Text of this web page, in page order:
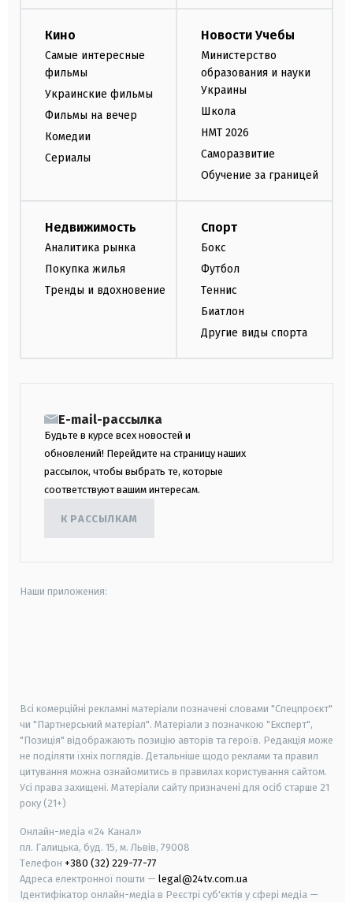
Кино
Самые интересные
фильмы
Украинские фильмы
Фильмы на вечер
Комедии
Сериалы
Новости Учебы
Министерство
образования и науки
Украины
Школа
НМТ 2026
Саморазвитие
Обучение за границей
Недвижимость
Аналитика рынка
Покупка жилья
Тренды и вдохновение
Спорт
Бокс
Футбол
Теннис
Биатлон
Другие виды спорта
E-mail-рассылка
Будьте в курсе всех новостей и
обновлений! Перейдите на страницу наших
рассылок, чтобы выбрать те, которые
соответствуют вашим интересам.
К РАССЫЛКАМ
Наши приложения:
Всі комерційні рекламні матеріали позначені словами "Спецпроєкт"
чи "Партнерський матеріал". Матеріали з позначкою "Експерт",
"Позиція" відображають позицію авторів та героїв. Редакція може
не поділяти їхніх поглядів. Детальніше щодо реклами та правил
цитування можна ознайомитись в правилах користування сайтом.
Усі права захищені. Матеріали сайту призначені для осіб старше 21
року (21+)
Онлайн-медіа «24 Канал»
пл. Галицька, буд. 15, м. Львів, 79008
Телефон +380 (32) 229-77-77
Адреса електронної пошти — legal@24tv.com.ua
Ідентифікатор онлайн-медіа в Реєстрі суб'єктів у сфері медіа —